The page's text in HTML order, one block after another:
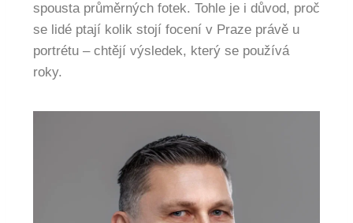
spousta průměrných fotek. Tohle je i důvod, proč
se lidé ptají kolik stojí focení v Praze právě u
portrétu – chtějí výsledek, který se používá
roky.